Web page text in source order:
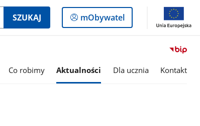
SZUKAJ
Logowanie
do
mObywatel
Co robimy Aktualności Dla ucznia Kontakt